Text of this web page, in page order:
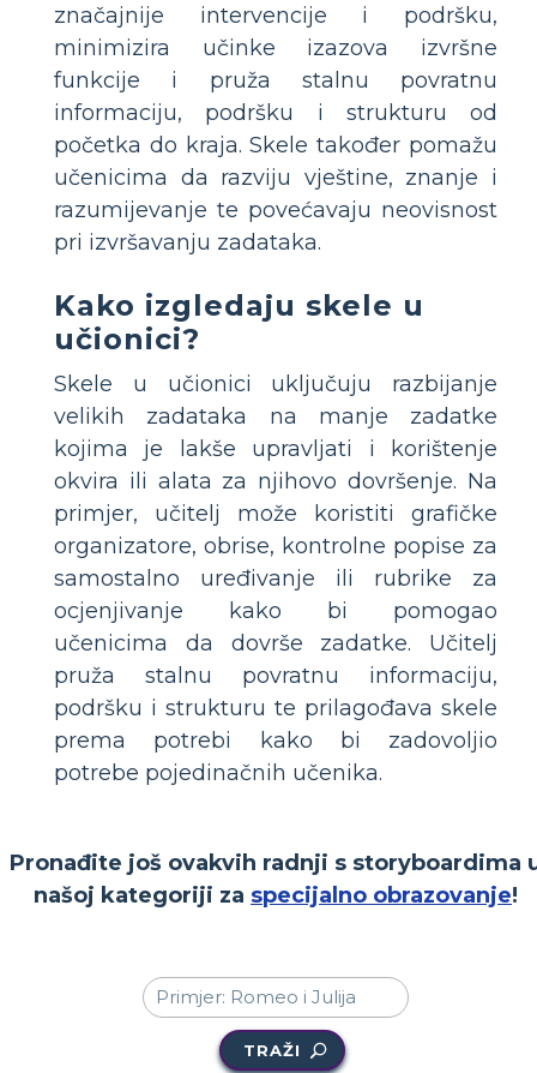
značajnije intervencije i podršku,
minimizira učinke izazova izvršne
funkcije i pruža stalnu povratnu
informaciju, podršku i strukturu od
početka do kraja. Skele također pomažu
učenicima da razviju vještine, znanje i
razumijevanje te povećavaju neovisnost
pri izvršavanju zadataka.
Kako izgledaju skele u
učionici?
Skele u učionici uključuju razbijanje
velikih zadataka na manje zadatke
kojima je lakše upravljati i korištenje
okvira ili alata za njihovo dovršenje. Na
primjer, učitelj može koristiti grafičke
organizatore, obrise, kontrolne popise za
samostalno uređivanje ili rubrike za
ocjenjivanje kako bi pomogao
učenicima da dovrše zadatke. Učitelj
pruža stalnu povratnu informaciju,
podršku i strukturu te prilagođava skele
prema potrebi kako bi zadovoljio
potrebe pojedinačnih učenika.
Pronađite još ovakvih radnji s storyboardima
našoj kategoriji za specijalno obrazovanje!
TRAŽI